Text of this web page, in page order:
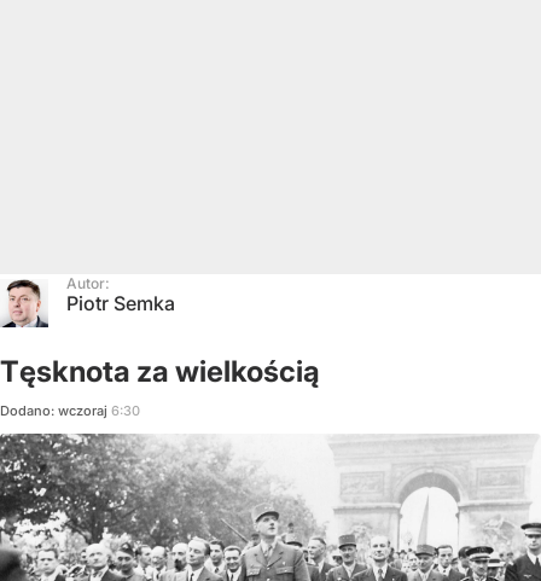
Autor:
Piotr Semka
Tęsknota za wielkością
Dodano: wczoraj 6:30